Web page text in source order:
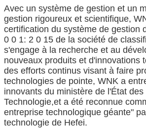
Avec un système de gestion et un
gestion rigoureux et scientifique,
certification du système de gestion
0 0 1: 2 0 15 de la société de
s'engage à la recherche et au
nouveaux produits et d'innovations
des efforts continus visant à faire
technologies de pointe, WNK a
innovants du ministère de l'État
Technologie,et a été reconnue
entreprise technologique géante"
technologie de Hefei.